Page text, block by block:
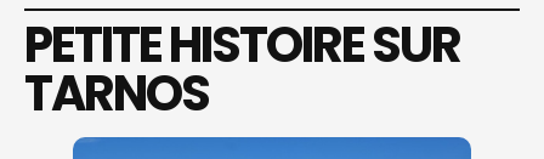
PETITE HISTOIRE SUR
TARNOS